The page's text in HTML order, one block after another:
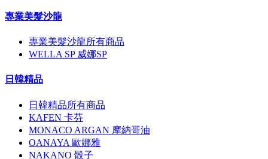
專業美髮沙龍
專業美髮沙龍所有商品
WELLA SP 威娜SP
日韓精品
日韓精品所有商品
KAFEN 卡芬
MONACO ARGAN 摩納哥油
OANAYA 歐娜雅
NAKANO 骰子